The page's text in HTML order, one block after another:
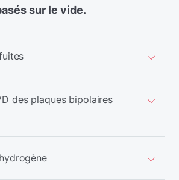
sur le vide.
des plaques bipolaires